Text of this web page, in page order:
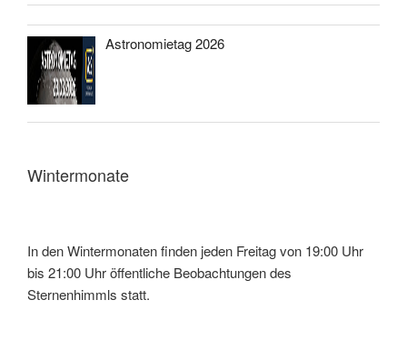
Astronomietag 2026
Wintermonate
In den Wintermonaten finden jeden Freitag von 19:00 Uhr
bis 21:00 Uhr öffentliche Beobachtungen des
Sternenhimmls statt.